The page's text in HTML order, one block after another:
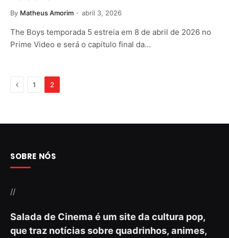
By Matheus Amorim abril 3, 2026
The Boys temporada 5 estreia em 8 de abril de 2026 no
Prime Video e será o capítulo final da…
Previous
1 2
SOBRE NÓS
//
Salada de Cinema é um site da cultura pop,
que traz notícias sobre quadrinhos, animes,